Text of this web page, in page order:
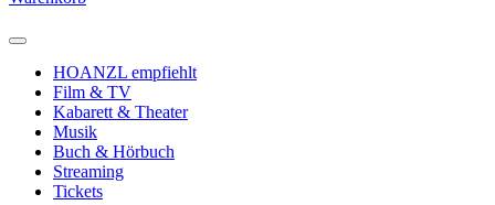
HOANZL empfiehlt
Film & TV
Kabarett & Theater
Musik
Buch & Hörbuch
Streaming
Tickets